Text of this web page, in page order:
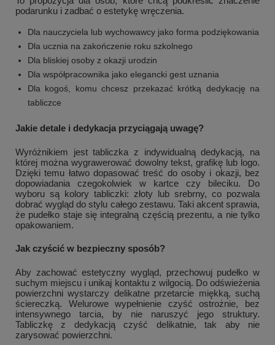
podarunku i zadbać o estetykę wręczenia.
Dla nauczyciela lub wychowawcy jako forma podziękowania
Dla ucznia na zakończenie roku szkolnego
Dla bliskiej osoby z okazji urodzin
Dla współpracownika jako elegancki gest uznania
Dla kogoś, komu chcesz przekazać krótką dedykację na
tabliczce
Jakie detale i dedykacja przyciągają uwagę?
Wyróżnikiem jest tabliczka z indywidualną dedykacją, na
której można wygrawerować dowolny tekst, grafikę lub logo.
Dzięki temu łatwo dopasować treść do osoby i okazji, bez
dopowiadania czegokolwiek w kartce czy bileciku. Do
wyboru są kolory tabliczki: złoty lub srebrny, co pozwala
dobrać wygląd do stylu całego zestawu. Taki akcent sprawia,
że pudełko staje się integralną częścią prezentu, a nie tylko
opakowaniem.
Jak czyścić w bezpieczny sposób?
Aby zachować estetyczny wygląd, przechowuj pudełko w
suchym miejscu i unikaj kontaktu z wilgocią. Do odświeżenia
powierzchni wystarczy delikatne przetarcie miękką, suchą
ściereczką. Welurowe wypełnienie czyść ostrożnie, bez
intensywnego tarcia, by nie naruszyć jego struktury.
Tabliczkę z dedykacją czyść delikatnie, tak aby nie
zarysować powierzchni.